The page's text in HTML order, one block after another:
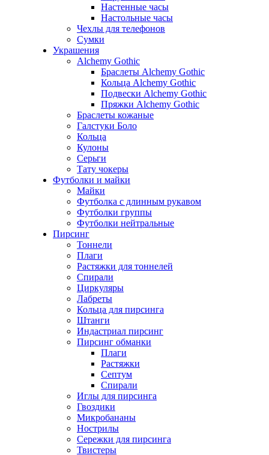
Настенные часы
Настольные часы
Чехлы для телефонов
Сумки
Украшения
Alchemy Gothic
Браслеты Alchemy Gothic
Кольца Alchemy Gothic
Подвески Alchemy Gothic
Пряжки Alchemy Gothic
Браслеты кожаные
Галстуки Боло
Кольца
Кулоны
Серьги
Тату чокеры
Футболки и майки
Майки
Футболка с длинным рукавом
Футболки группы
Футболки нейтральные
Пирсинг
Тоннели
Плаги
Растяжки для тоннелей
Спирали
Циркуляры
Лабреты
Кольца для пирсинга
Штанги
Индастриал пирсинг
Пирсинг обманки
Плаги
Растяжки
Септум
Спирали
Иглы для пирсинга
Гвоздики
Микробананы
Нострилы
Сережки для пирсинга
Твистеры